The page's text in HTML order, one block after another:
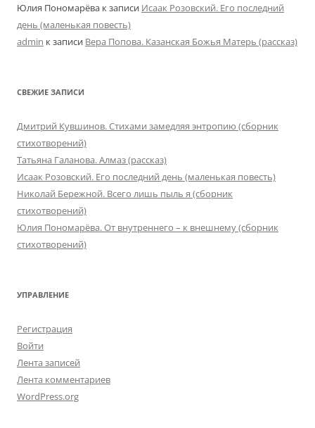
Юлия Пономарёва к записи Исаак Розовский. Его последний
день (маленькая повесть)
admin к записи Вера Попова. Казанская Божья Матерь (рассказ)
СВЕЖИЕ ЗАПИСИ
Дмитрий Кувшинов. Стихами замедляя энтропию (сборник
стихотворений)
Татьяна Галанова. Алмаз (рассказ)
Исаак Розовский. Его последний день (маленькая повесть)
Николай Бережной. Всего лишь пыль я (сборник
стихотворений)
Юлия Пономарёва. От внутреннего – к внешнему (сборник
стихотворений)
УПРАВЛЕНИЕ
Регистрация
Войти
Лента записей
Лента комментариев
WordPress.org